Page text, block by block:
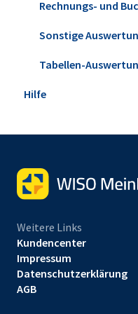
Verträge
E-Commerce
Projekte &
Preisanfragen &
Buchungen
Anlagenverwaltung
Mahnwesen
Steuerbüro &
Rechnungs- und
Sonstige
Tabellen-
Hilfe
Weitere Links
Kundencenter
Impressum
Datenschutzerklärung
AGB